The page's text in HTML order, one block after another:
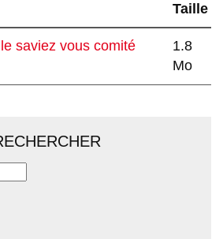
Taille
saviez vous comité
1.8
Mo